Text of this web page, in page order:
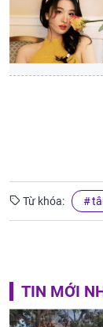
Từ khóa:
TIN MỚI